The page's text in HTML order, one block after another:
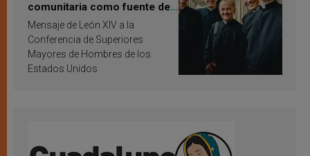
comunitaria como fuente de
inspiración y santificación
Mensaje de León XIV a la
Conferencia de Superiores
Mayores de Hombres de los
Estados Unidos